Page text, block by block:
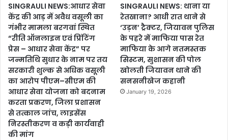
SINGRAULI NEWS:आधार सेवा
केंद्र की आड़ में अवैध वसूली का
गंभीर मामला बरगवां स्थित
“रीति ऑनलाइन एवं प्रिंटिंग
प्रेस – आधार सेवा केंद्र” पर
जन्मतिथि सुधार के नाम पर तय
सरकारी शुल्क से अधिक वसूली
का आरोप पीएम–सीएम की
आधार सेवा योजना को बदनाम
करता प्रकरण, जिला प्रशासन
से तत्काल जांच, लाइसेंस
निरस्तीकरण व कड़ी कार्यवाही
की मांग
SINGRAULI NEWS: थाना या
रेतखाना? आधी रात थाने से
‘उड़न’ ट्रैक्टर, जियावन पुलिस
के पहरे में माफिया पास रेत
माफिया के आगे नतमस्तक
सिस्टम, सुशासन की पोल
खोलती जियावन थाने की
सनसनीखेज कहानी
January 19, 2026